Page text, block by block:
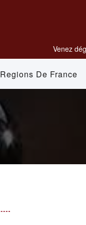
Venez
Regions De France